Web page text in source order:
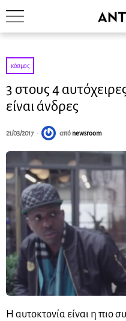
κόσμος
3 στους 4
είναι άνδρες
21/03/2017 από newsroom
Η αυτοκτονία είναι η πιο